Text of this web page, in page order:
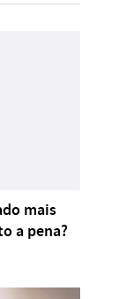
mais
a pena?